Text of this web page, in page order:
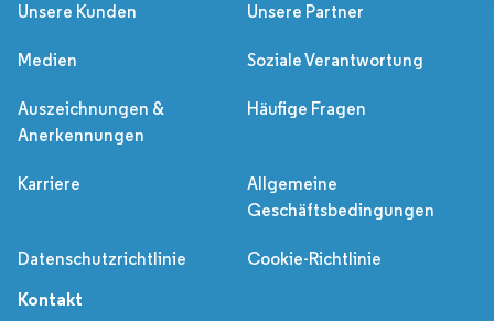
Unsere Kunden Unsere Partner
Medien Soziale Verantwortung
Auszeichnungen &
Anerkennungen
Häufige Fragen
Karriere
Allgemeine
Geschäftsbedingungen
Datenschutzrichtlinie Cookie-Richtlinie
Kontakt